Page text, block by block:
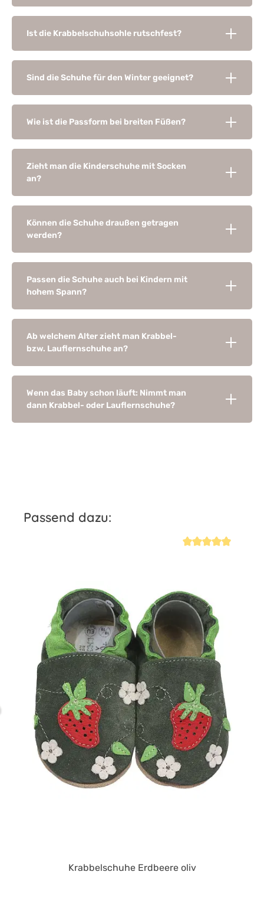
Ist die Krabbelschuhsohle rutschfest?
Sind die Schuhe für den Winter geeignet?
Wie ist die Passform bei breiten Füßen?
Zieht man die Kinderschuhe mit Socken
an?
Können die Schuhe draußen getragen
werden?
Passen die Schuhe auch bei Kindern mit
hohem Spann?
Ab welchem Alter zieht man Krabbel-
bzw. Lauflernschuhe an?
Wenn das Baby schon läuft: Nimmt man
dann Krabbel- oder Lauflernschuhe?
Produktgalerie überspringen
Passend dazu:
Krabbelschuhe Erdbeere oliv